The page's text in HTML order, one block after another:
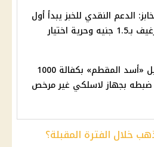
الدعم النقدي للخبز يبدأ أول
يوليو والرغيف بـ1.5 جنيه وحرية اختيار
إخلاء سبيل «أسد المقطم» بكفالة 1000
ضبطه بجهاز لاسلكي غير مرخص
خلال الفترة المقبلة؟